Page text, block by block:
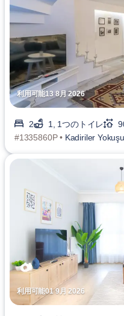
利用可能13 8月 2026
2 1, 1つのトイレ
#1335860P • Kadiriler
利用可能01 9月 2026